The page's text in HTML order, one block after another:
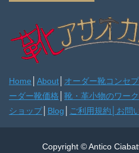
Home About オーダー靴コンセプ
ーダー靴価格
靴・革小物のワー
ショップ│ Blog ご利用規約 お問
Copyright © Antico